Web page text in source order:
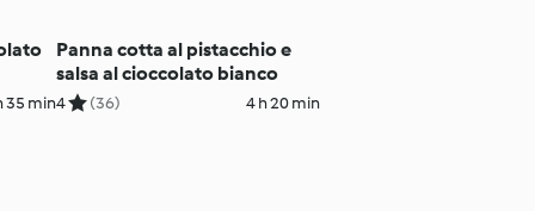
35 min
Panna cotta al pistacchio e
salsa al cioccolato bianco
4 (36) 4 h 20 min